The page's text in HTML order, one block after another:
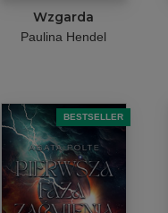
Wzgarda
Paulina Hendel
BESTSELLER